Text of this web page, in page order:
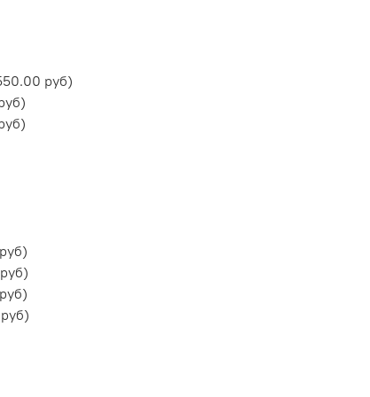
руб)
)
)
)
)
)
)